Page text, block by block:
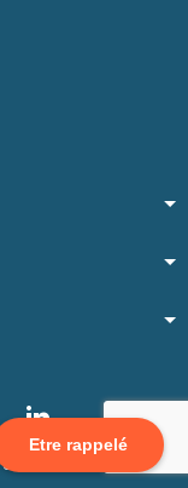
Etre rappelé
InstagramLinkedIn
réservés